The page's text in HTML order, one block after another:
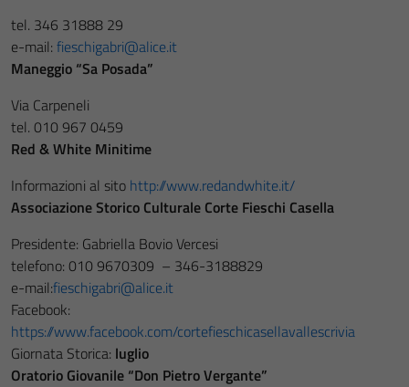
tel. 346 31888 29
e-mail: fieschigabri@alice.it
Maneggio “Sa Posada”
Via Carpeneli
tel. 010 967 0459
Red & White Minitime
Informazioni al sito http://www.redandwhite.it/
Associazione Storico Culturale Corte Fieschi Casella
Presidente: Gabriella Bovio Vercesi
telefono: 010 9670309 – 346-3188829
e-mail:fieschigabri@alice.it
Facebook:
https://www.facebook.com/cortefieschicasellavallescrivia
Giornata Storica: luglio
Oratorio Giovanile “Don Pietro Vergante”